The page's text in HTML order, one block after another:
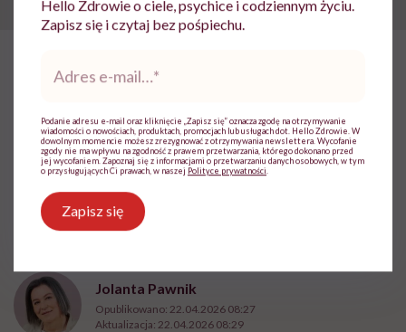
HelloZdrowie › Choroby
„Patrzyłam na chorego tatę i
wiedziałam, że mnie czeka to
samo”. Jadwiga Noga po
przeszczepie wie, że każdy dzień
to cud
Jolanta Pawnik
Opublikowano: 22.04.2026 08:27
Aktualizacja: 22.04.2026 08:29
Hello Zdrowie o ciele, psychice i codziennym życiu.
Zapisz się i czytaj bez pośpiechu.
mail*
Podanie adresu e-mail oraz kliknięcie „Zapisz się” oznacza zgodę na otrzymywanie
wiadomości o nowościach, produktach, promocjach lub usługach dot. Hello Zdrowie. W
dowolnym momencie możesz zrezygnować z otrzymywania newslettera. Wycofanie
zgody nie ma wpływu na zgodność z prawem przetwarzania, którego dokonano przed
jej wycofaniem. Zapoznaj się z informacjami o przetwarzaniu danych osobowych, w tym
o przysługujących Ci prawach, w naszej Polityce prywatności
Zapisz się